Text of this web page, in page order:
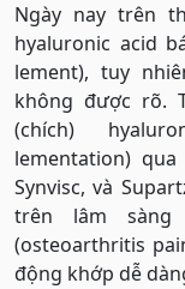
Ngày nay trên
hyaluronic acid
lement), tuy
không được rõ.
(chích)
lementation)
Synvisc, và
trên lâm
(osteoarthritis
động khớp dễ